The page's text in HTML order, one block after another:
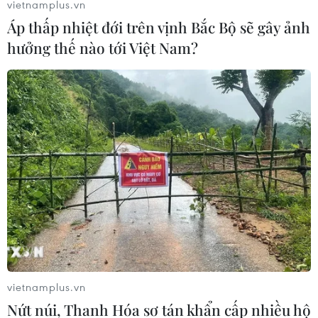
TIN LIÊN QUAN
Cuộc sống của người dân 3 "ổ
dịch" ở Hà Nội dần trở lại bình thường
13/09/2021 10:51
vietnamplus.vn
Áp thấp nhiệt đới trên vịnh Bắc Bộ sẽ gây ảnh
hưởng thế nào tới Việt Nam?
vietnamplus.vn
Nứt núi, Thanh Hóa sơ tán khẩn cấp nhiều hộ